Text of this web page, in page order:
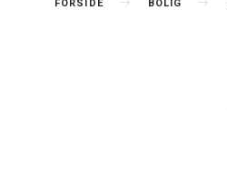
FORSIDE BOLIG